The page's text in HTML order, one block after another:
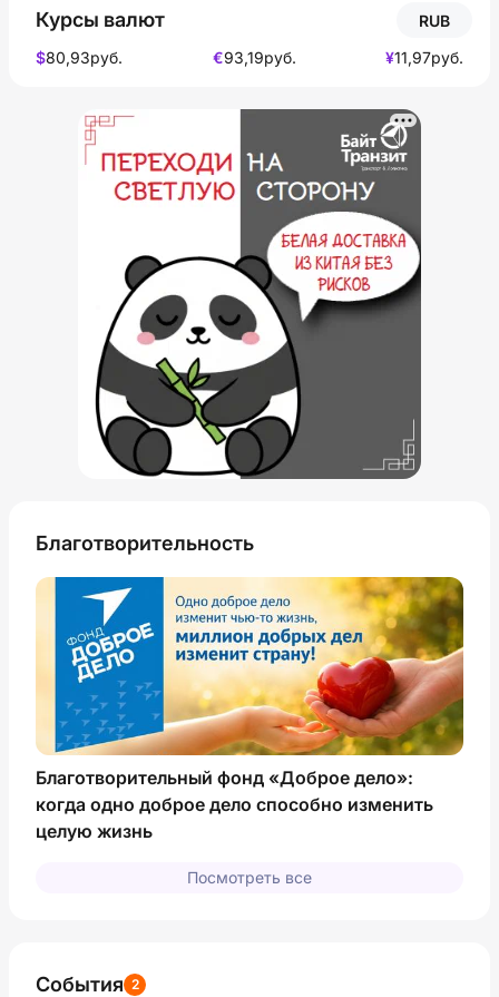
Курсы валют
RUB
$80,93руб. €93,19руб. ¥11,97руб.
Благотворительность
Благотворительный фонд «Доброе дело»:
когда одно доброе дело способно изменить
целую жизнь
Посмотреть все
События 2